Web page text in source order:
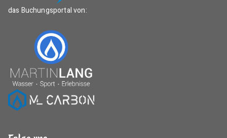
das Buchungsportal von: